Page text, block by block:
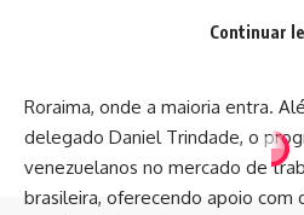
Esse modelo de interiorização
Roraima, onde a maioria entra.
delegado Daniel Trindade, o
venezuelanos no mercado de
brasileira, oferecendo apoio com
Continuar
Jornal O País Notícias >Blog > Notícias>Campos